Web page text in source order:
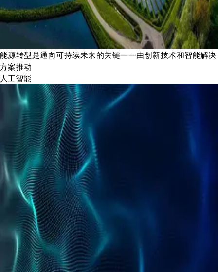
能源转型是通向可持续未来的关键——由创新技术和智能解决
方案推动
人工智能